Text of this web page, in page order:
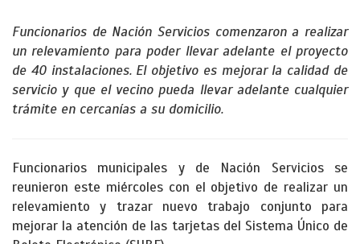
Funcionarios de Nación Servicios comenzaron a realizar
un relevamiento para poder llevar adelante el proyecto
de 40 instalaciones. El objetivo es mejorar la calidad de
servicio y que el vecino pueda llevar adelante cualquier
trámite en cercanías a su domicilio.
Funcionarios municipales y de Nación Servicios se
reunieron este miércoles con el objetivo de realizar un
relevamiento y trazar nuevo trabajo conjunto para
mejorar la atención de las tarjetas del Sistema Único de